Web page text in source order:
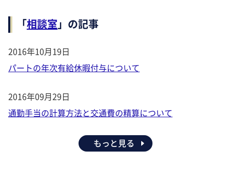
「相談室」の記事
2016年10月19日
パートの年次有給休暇付与について
2016年09月29日
通勤手当の計算方法と交通費の精算について
もっと見る